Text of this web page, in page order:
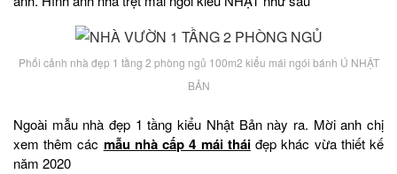
Phối cảnh nhà đẹp 1 tầng 2 phòng ngủ 100m2 kiểu mái ngói bánh Ú NHẬT
BẢN
Ngoài mẫu nhà đẹp 1 tầng kiểu Nhật Bản này ra. Mời anh chị
xem thêm các mẫu nhà cấp 4 mái tháiđẹp khác vừa thiết kế
năm 2020